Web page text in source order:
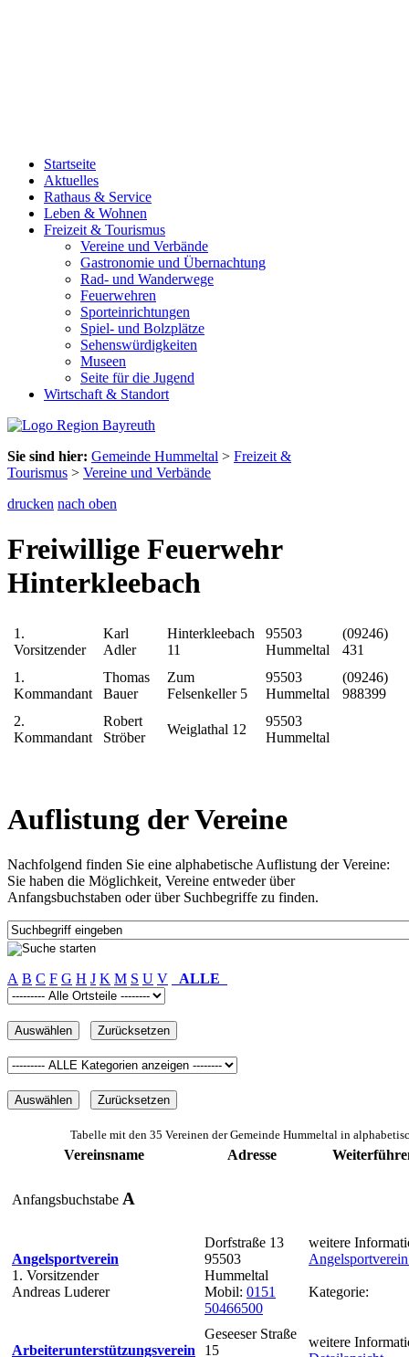
Startseite
Aktuelles
Rathaus & Service
Leben & Wohnen
Freizeit & Tourismus
Vereine und Verbände
Gastronomie und Übernachtung
Rad- und Wanderwege
Feuerwehren
Sporteinrichtungen
Spiel- und Bolzplätze
Sehenswürdigkeiten
Museen
Seite für die Jugend
Wirtschaft & Standort
Sie sind hier: Gemeinde Hummeltal > Freizeit &
Tourismus > Vereine und Verbände
drucken nach oben
Freiwillige Feuerwehr
Hinterkleebach
1.
Vorsitzender
Karl
Adler
Hinterkleebach
11
95503
Hummeltal
(09246)
431
1.
Kommandant
Thomas
Bauer
Zum
Felsenkeller 5
95503
Hummeltal
(09246)
988399
2.
Kommandant
Robert
Ströber
Weiglathal 12
95503
Hummeltal
Auflistung der Vereine
Nachfolgend finden Sie eine alphabetische Auflistung der Vereine:
Sie haben die Möglichkeit, Vereine entweder über
Anfangsbuchstaben oder über Suchbegriffe zu finden.
A B C F G H J K M S U V ALLE
Tabelle mit den 35 Vereinen der Gemeinde Hummeltal in
Vereinsname Adresse
Anfangsbuchstabe A
Angelsportverein
1. Vorsitzender
Andreas Luderer
Dorfstraße 13
95503
Hummeltal
Mobil: 0151
50466500
weitere
Kategorie:
Arbeiterunterstützungsverein
Geseeser Straße
15
weitere